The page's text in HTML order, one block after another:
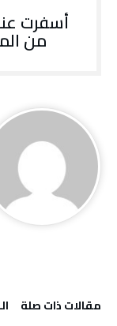
أسفرت
من
‫مقالات ذات صلة‬